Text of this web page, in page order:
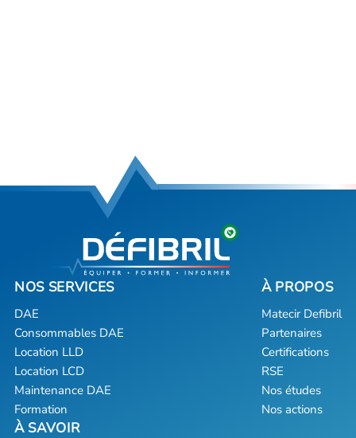
DAE
Consommables DAE
Location LLD
Location LCD
Maintenance DAE
Formation
Matecir Defibril
Partenaires
Certifications
RSE
Nos études
Nos actions